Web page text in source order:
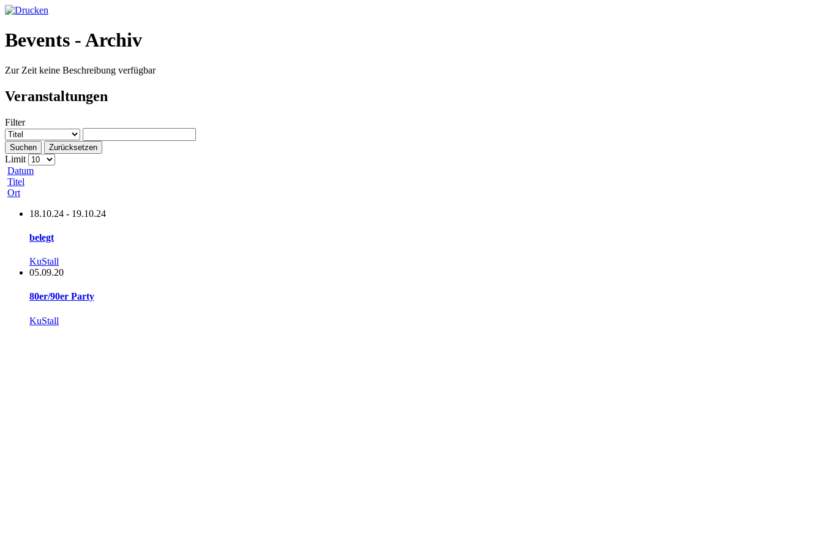
Bevents - Archiv
Zur Zeit keine Beschreibung verfügbar
Veranstaltungen
Filter
Suchen Zurücksetzen
Limit
Datum
Titel
Ort
18.10.24 - 19.10.24
belegt
KuStall
05.09.20
80er/90er Party
KuStall